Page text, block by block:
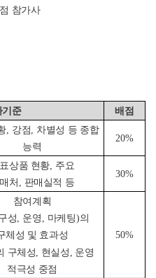
참가사
기준 배점
, 강점, 차별성 등 종합
능력
20%
상품 현황, 주요
처 , 판매실적 등
30%
참여계획
성, 운영 , 마케팅)의
체성 및 효과성
구체성, 현실성, 운영
적극성 중점
50%